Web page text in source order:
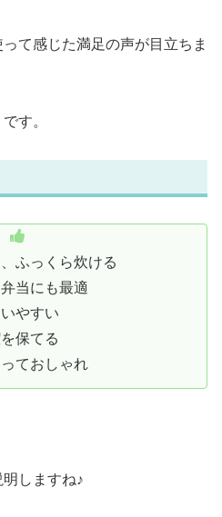
て感じた満足の声が目立ちま
す。
ふっくら炊ける
当にも最適
やすい
保てる
ておしゃれ
しますね♪